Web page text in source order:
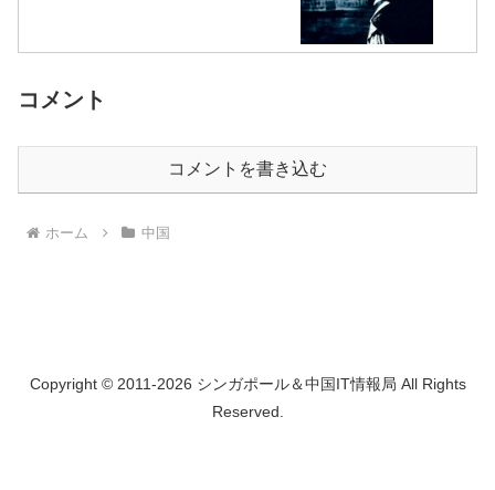
コメント
コメントを書き込む
ホーム 中国
Copyright © 2011-2026 シンガポール＆中国IT情報局 All Rights
Reserved.